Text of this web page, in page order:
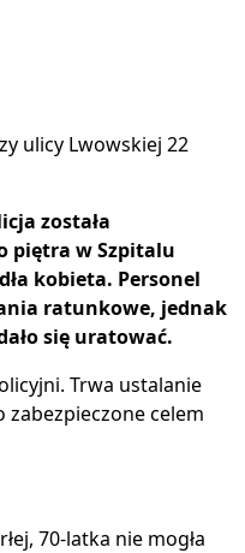
ulicy Lwowskiej 22
została
piętra w Szpitalu
kobieta. Personel
ratunkowe, jednak
się uratować.
Trwa ustalanie
zabezpieczone celem
70-latka nie mogła